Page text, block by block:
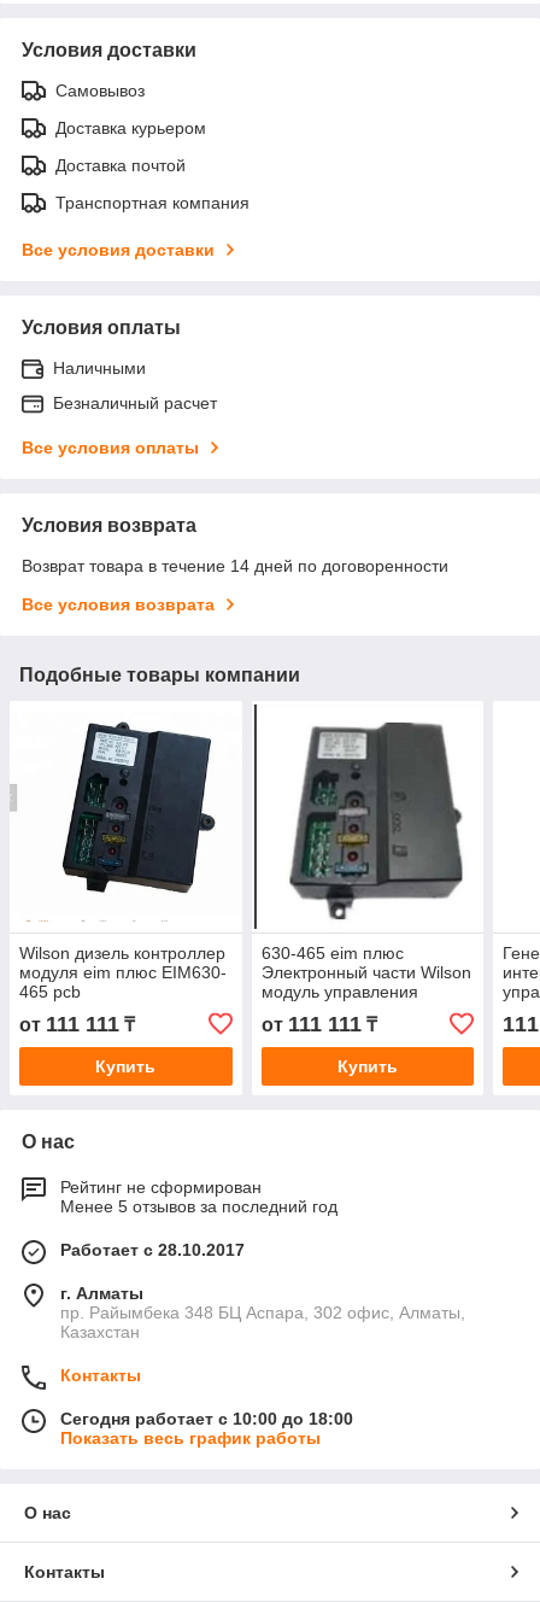
Условия доставки
Самовывоз
Доставка курьером
Доставка почтой
Транспортная компания
Все условия доставки
Условия оплаты
Наличными
Безналичный расчет
Все условия оплаты
Условия возврата
Возврат товара в течение 14 дней по договоренности
Все условия возврата
Подобные товары компании
Wilson дизель контроллер
модуля eim плюс EIM630-
465 pcb
от 111 111 ₸
Купить
630-465 eim плюс
Электронный части Wilson
модуль управления
от 111 111₸
Купить
О нас
Рейтинг не сформирован
Менее 5 отзывов за последний год
Работает с 28.10.2017
г. Алматы
пр. Райымбека 348 БЦ Аспара, 302 офис, Алматы,
Казахстан
Контакты
Сегодня работает с 10:00 до 18:00
Показать весь график работы
О нас
Контакты